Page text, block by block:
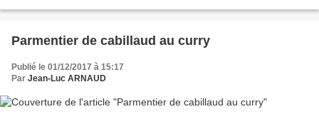
Parmentier de cabillaud au curry
Publié le 01/12/2017 à 15:17
Par Jean-Luc ARNAUD